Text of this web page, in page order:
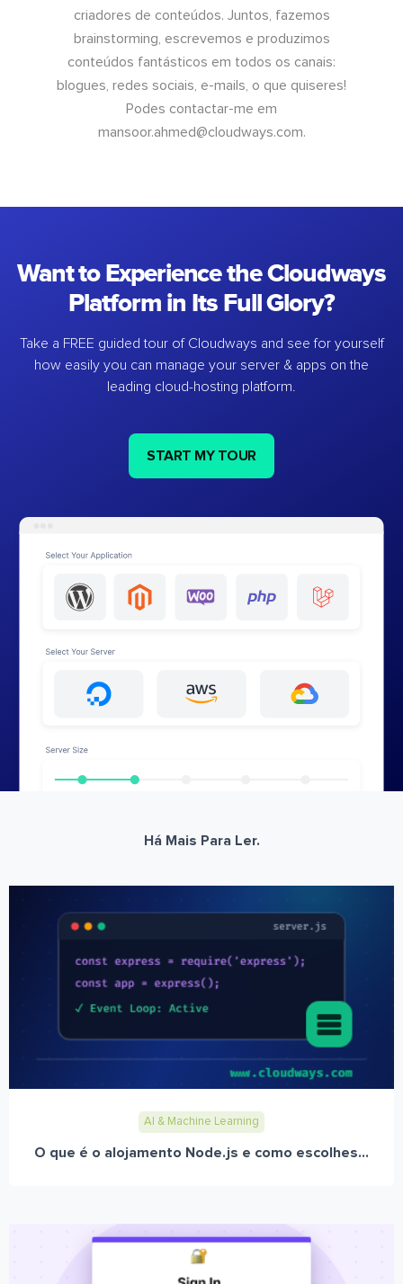
criadores de conteúdos. Juntos, fazemos
brainstorming, escrevemos e produzimos
conteúdos fantásticos em todos os canais:
blogues, redes sociais, e-mails, o que quiseres!
Podes contactar-me em
mansoor.ahmed@cloudways.com.
Want to Experience the Cloudways
Platform in Its Full Glory?
Take a FREE guided tour of Cloudways and see for yourself
how easily you can manage your server & apps on the
leading cloud-hosting platform.
START MY TOUR
Há Mais Para Ler.
AI & Machine Learning
O que é o alojamento Node.js e como escolhes...